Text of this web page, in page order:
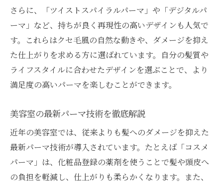
さらに、「ツイストスパイラルパーマ」や「デジタルパ
ーマ」など、持ちが良く再現性の高いデザインも人気で
す。これらはクセ毛風の自然な動きや、ダメージを抑え
た仕上がりを求める方に選ばれています。自分の髪質や
ライフスタイルに合わせたデザインを選ぶことで、より
満足度の高いパーマを楽しむことができます。
美容室の最新パーマ技術を徹底解説
近年の美容室では、従来よりも髪へのダメージを抑えた
最新パーマ技術が導入されています。たとえば「コスメ
パーマ」は、化粧品登録の薬剤を使うことで髪や頭皮へ
の負担を軽減し、仕上がりも柔らかくなります。また、